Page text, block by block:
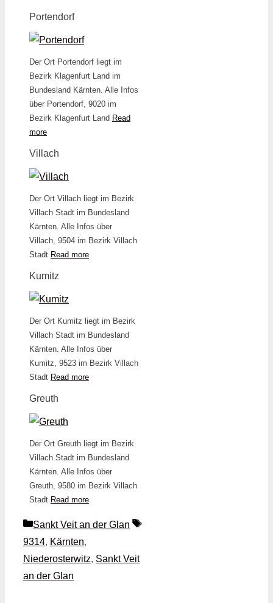
Portendorf
Der Ort Portendorf liegt im
Bezirk Klagenfurt Land im
Bundesland Kärnten. Alle Infos
über Portendorf, 9020 im
Bezirk Klagenfurt Land Read
more
Villach
Der Ort Villach liegt im Bezirk
Villach Stadt im Bundesland
Kärnten. Alle Infos über
Villach, 9504 im Bezirk Villach
Stadt Read more
Kumitz
Der Ort Kumitz liegt im Bezirk
Villach Stadt im Bundesland
Kärnten. Alle Infos über
Kumitz, 9523 im Bezirk Villach
Stadt Read more
Greuth
Der Ort Greuth liegt im Bezirk
Villach Stadt im Bundesland
Kärnten. Alle Infos über
Greuth, 9580 im Bezirk Villach
Stadt Read more
Kategorien
Sankt Veit an der Glan
Schlagwörter
9314, Kärnten,
Niederosterwitz, Sankt Veit
an der Glan